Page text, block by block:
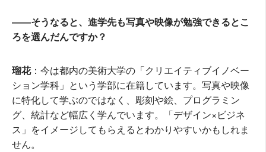
――そうなると、進学先も写真や映像が勉強できるとこ
ろを選んだんですか？
瑠花：今は都内の美術大学の「クリエイティブイノベー
ション学科」という学部に在籍しています。写真や映像
に特化して学ぶのではなく、彫刻や絵、プログラミン
グ、統計など幅広く学んでいます。「デザイン×ビジネ
ス」をイメージしてもらえるとわかりやすいかもしれま
せん。